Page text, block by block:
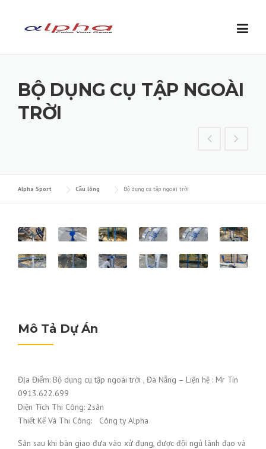
BỘ DỤNG CỤ TẬP NGOÀI
TRỜI
Alpha Sport Cầu lông Bộ dụng cụ tập ngoài trời
Mô Tả Dự Án
Địa Điểm: Bộ dụng cụ tập ngoài trời , Đà Nẵng – Liện hệ : Mr Tín
0913.622.699
Diện Tích Thi Công: 2sân
Thiết Kế Và Thi Công: Công ty Alpha
Sân sau khi bàn giao đưa vào xử đụng, được đội ngủ lãnh đạo và